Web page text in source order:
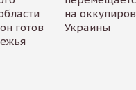
готов
на
Украины